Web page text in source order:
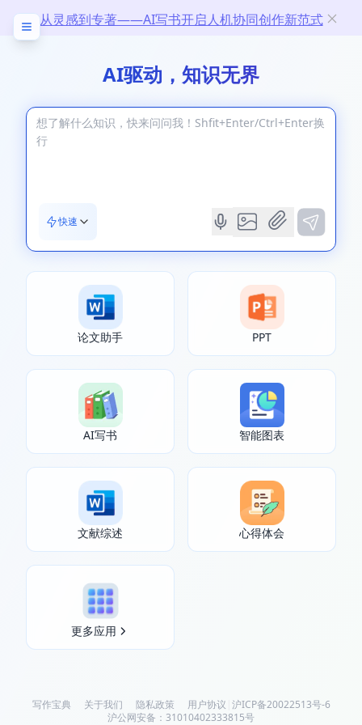
从灵感到专著——AI写书开启人机协同创作新范式
AI驱动，知识无界
快速
论文助手 PPT
AI写书 智能图表
文献综述 心得体会
更多应用
写作宝典 关于我们 隐私政策 用户协议 沪ICP备20022513号-6
沪公网安备：31010402333815号